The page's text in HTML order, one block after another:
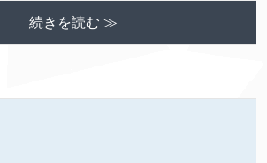
続きを読む ≫